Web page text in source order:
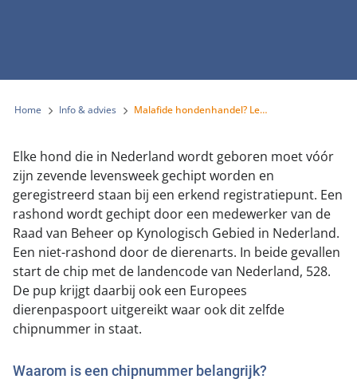
Home Info & advies Malafide hondenhandel? Let op het chipnummer van je hond
Elke hond die in Nederland wordt geboren moet vóór
zijn zevende levensweek gechipt worden en
geregistreerd staan bij een erkend registratiepunt. Een
rashond wordt gechipt door een medewerker van de
Raad van Beheer op Kynologisch Gebied in Nederland.
Een niet-rashond door de dierenarts. In beide gevallen
start de chip met de landencode van Nederland, 528.
De pup krijgt daarbij ook een Europees
dierenpaspoort uitgereikt waar ook dit zelfde
chipnummer in staat.
Waarom is een chipnummer belangrijk?